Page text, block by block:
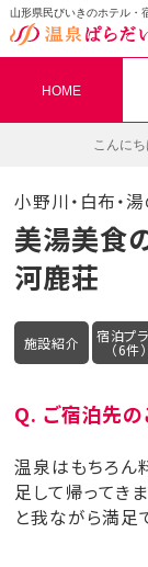
山形県民びいきのホテル・
HOME
こんにち
小野川・白布・
美湯美食
河鹿荘
施設紹介 宿泊プ
（6件）
Q. ご宿泊先の
温泉はもちろん
足して帰ってき
と我ながら満足